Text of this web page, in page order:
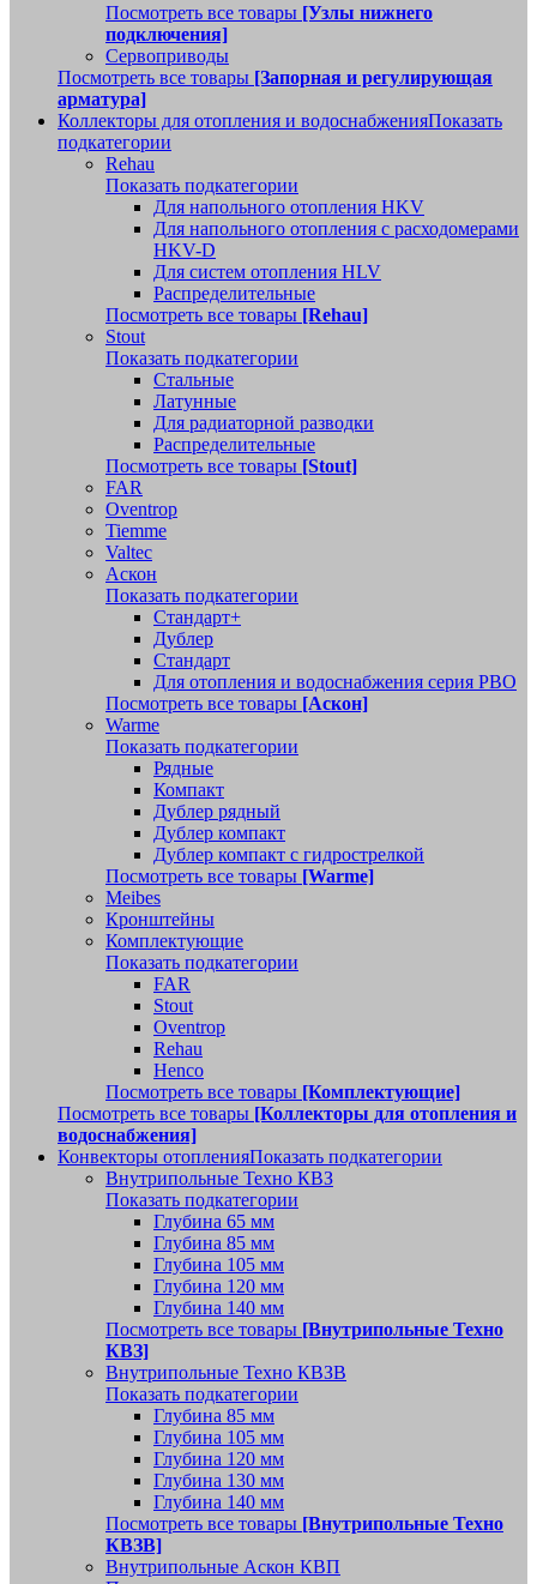
Посмотреть все товары [Узлы нижнего
подключения]
Сервоприводы
Посмотреть все товары [Запорная и регулирующая
арматура]
Коллекторы для отопления и водоснабженияПоказать
подкатегории
Rehau
Показать подкатегории
Для напольного отопления HKV
Для напольного отопления с расходомерами
HKV-D
Для систем отопления HLV
Распределительные
Посмотреть все товары [Rehau]
Stout
Показать подкатегории
Стальные
Латунные
Для радиаторной разводки
Распределительные
Посмотреть все товары [Stout]
FAR
Oventrop
Tiemme
Valtec
Аскон
Показать подкатегории
Стандарт+
Дублер
Стандарт
Для отопления и водоснабжения серия РВО
Посмотреть все товары [Аскон]
Warme
Показать подкатегории
Рядные
Компакт
Дублер рядный
Дублер компакт
Дублер компакт с гидрострелкой
Посмотреть все товары [Warme]
Meibes
Кронштейны
Комплектующие
Показать подкатегории
FAR
Stout
Oventrop
Rehau
Henco
Посмотреть все товары [Комплектующие]
Посмотреть все товары [Коллекторы для отопления и
водоснабжения]
Конвекторы отопленияПоказать подкатегории
Внутрипольные Техно КВЗ
Показать подкатегории
Глубина 65 мм
Глубина 85 мм
Глубина 105 мм
Глубина 120 мм
Глубина 140 мм
Посмотреть все товары [Внутрипольные Техно
КВЗ]
Внутрипольные Техно КВЗВ
Показать подкатегории
Глубина 85 мм
Глубина 105 мм
Глубина 120 мм
Глубина 130 мм
Глубина 140 мм
Посмотреть все товары [Внутрипольные Техно
КВЗВ]
Внутрипольные Аскон КВП